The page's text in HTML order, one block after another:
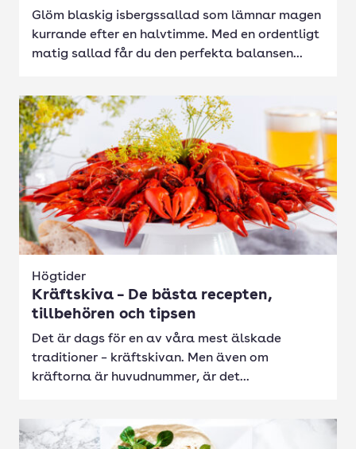
Glöm blaskig isbergssallad som lämnar magen
kurrande efter en halvtimme. Med en ordentligt
matig sallad får du den perfekta balansen...
Högtider
Kräftskiva – De bästa recepten,
tillbehören och tipsen
Det är dags för en av våra mest älskade
traditioner – kräftskivan. Men även om
kräftorna är huvudnummer, är det...